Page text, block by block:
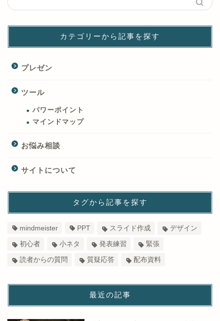
カテゴリーから記事を探す
プレゼン
ツール
パワーポイント
マインドマップ
お悩み相談
サイトについて
タグから記事を探す
mindmeister PPT スライド作成
デザイン
初心者
小ネタ 発表練習
緊張
読者からの質問
質疑応答 配布資料
最近の記事